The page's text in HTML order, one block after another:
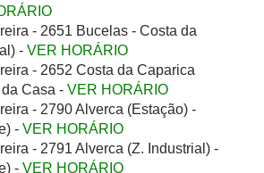
- 2651 Bucelas - Costa da
- VER HORÁRIO
- 2652 Costa da Caparica
Casa - VER HORÁRIO
- 2790 Alverca (Estação) -
- VER HORÁRIO
- 2791 Alverca (Z. Industrial) -
- VER HORÁRIO